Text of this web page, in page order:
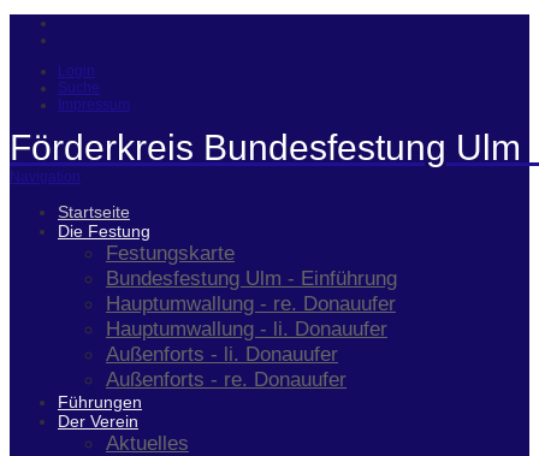
Login
Suche
Impressum
Förderkreis Bundesfestung Ulm
Navigation
Startseite
Die Festung
Festungskarte
Bundesfestung Ulm - Einführung
Hauptumwallung - re. Donauufer
Hauptumwallung - li. Donauufer
Außenforts - li. Donauufer
Außenforts - re. Donauufer
Führungen
Der Verein
Aktuelles